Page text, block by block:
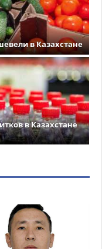
в Казахстане
в Казахстане